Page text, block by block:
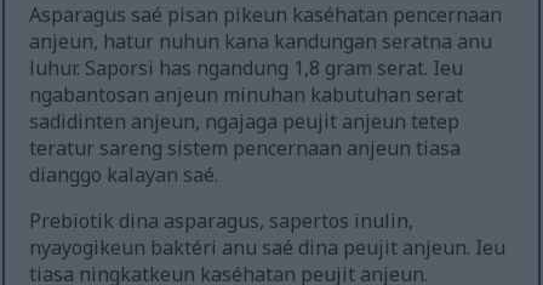
Asparagus saé pisan pikeun kaséhatan pencernaan
anjeun, hatur nuhun kana kandungan seratna anu
luhur. Saporsi has ngandung 1,8 gram serat. Ieu
ngabantosan anjeun minuhan kabutuhan serat
sadidinten anjeun, ngajaga peujit anjeun tetep
teratur sareng sistem pencernaan anjeun tiasa
dianggo kalayan saé.
Prebiotik dina asparagus, sapertos inulin,
nyayogikeun baktéri anu saé dina peujit anjeun. Ieu
tiasa ningkatkeun kaséhatan peujit anjeun.